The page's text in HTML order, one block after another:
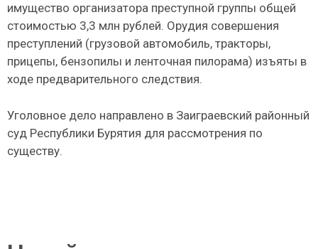
имущество организатора преступной группы общей
стоимостью 3,3 млн рублей. Орудия совершения
преступлений (грузовой автомобиль, тракторы,
прицепы, бензопилы и ленточная пилорама) изъяты в
ходе предварительного следствия.
Уголовное дело направлено в Заиграевский районный
суд Республики Бурятия для рассмотрения по
существу.